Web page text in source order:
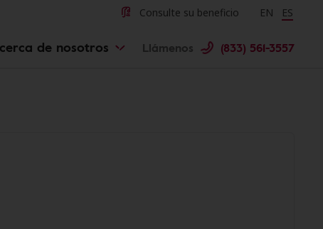
Consulte su beneficio Change
EN ES
de nosotros Llámenos (833) 561-3557